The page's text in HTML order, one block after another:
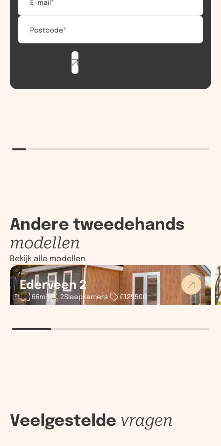
Andere tweedehands
modellen
Bekijk alle modellen
Ederveen 2
66m² 2Slaapkamers €129500
Veelgestelde vragen